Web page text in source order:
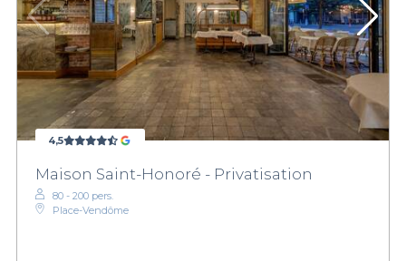
4,5
Maison Saint-Honoré - Privatisation
80 - 200 pers.
Place-Vendôme